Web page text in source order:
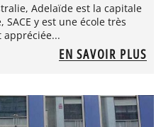
Adelaïde est la capitale
y est une école très
appréciée...
EN SAVOIR PLUS